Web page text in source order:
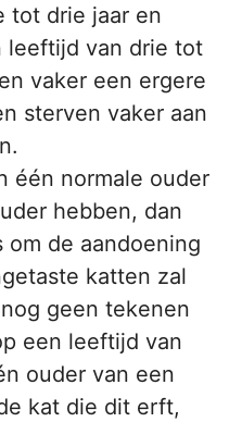
tot drie jaar en
leeftijd van drie tot
vaker een ergere
sterven vaker aan
één normale ouder
hebben, dan
om de aandoening
katten zal
geen tekenen
een leeftijd van
ouder van een
kat die dit erft,